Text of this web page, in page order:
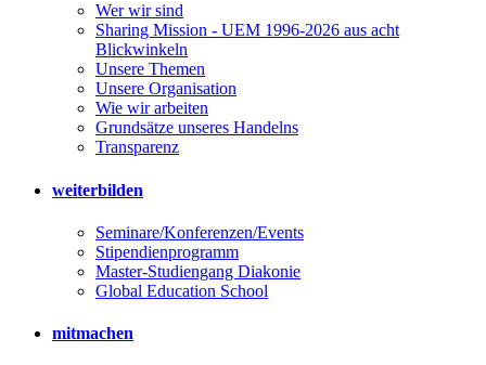
Wer wir sind
Sharing Mission - UEM 1996-2026 aus acht
Blickwinkeln
Unsere Themen
Unsere Organisation
Wie wir arbeiten
Grundsätze unseres Handelns
Transparenz
weiterbilden
Seminare/Konferenzen/Events
Stipendienprogramm
Master-Studiengang Diakonie
Global Education School
mitmachen